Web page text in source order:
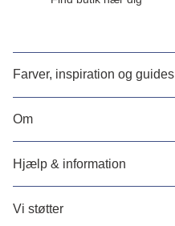
Farver, inspiration og guides
Om
Hjælp & information
Vi støtter